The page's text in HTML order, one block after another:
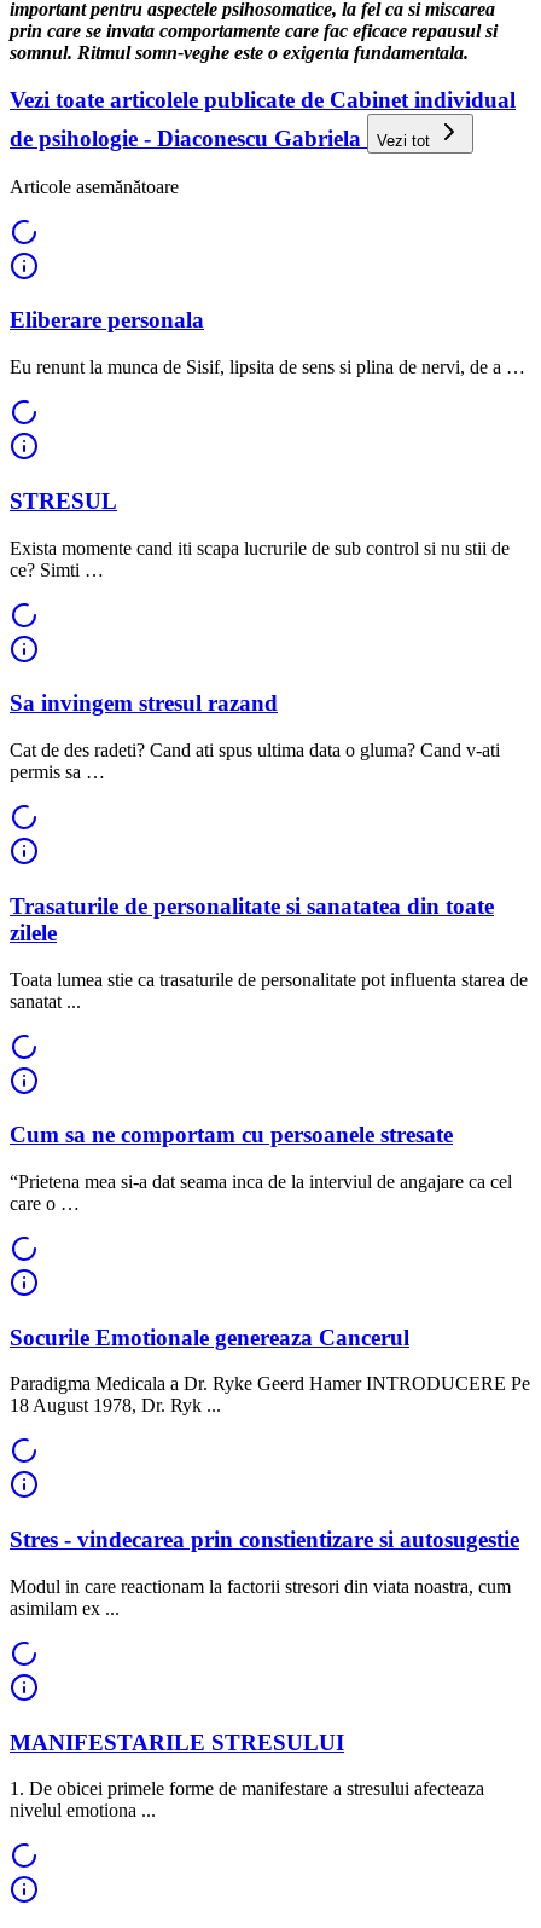
important pentru aspectele psihosomatice, la fel ca si miscarea
prin care se invata comportamente care fac eficace repausul si
somnul. Ritmul somn-veghe este o exigenta fundamentala.
Vezi toate articolele publicate de Cabinet individual
de psihologie - Diaconescu Gabriela
Vezi tot
Articole asemănătoare
Eliberare personala
Eu renunt la munca de Sisif, lipsita de sens si plina de nervi, de a …
STRESUL
Exista momente cand iti scapa lucrurile de sub control si nu stii de
ce? Simti …
Sa invingem stresul razand
Cat de des radeti? Cand ati spus ultima data o gluma? Cand v-ati
permis sa …
Trasaturile de personalitate si sanatatea din toate
zilele
Toata lumea stie ca trasaturile de personalitate pot influenta starea de
sanatat ...
Cum sa ne comportam cu persoanele stresate
“Prietena mea si-a dat seama inca de la interviul de angajare ca cel
care o …
Socurile Emotionale genereaza Cancerul
Paradigma Medicala a Dr. Ryke Geerd Hamer INTRODUCERE Pe
18 August 1978, Dr. Ryk ...
Stres - vindecarea prin constientizare si autosugestie
Modul in care reactionam la factorii stresori din viata noastra, cum
asimilam ex ...
MANIFESTARILE STRESULUI
1. De obicei primele forme de manifestare a stresului afecteaza
nivelul emotiona ...